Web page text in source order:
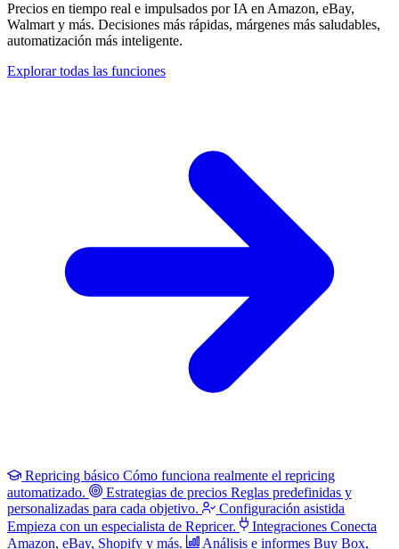
Precios en tiempo real e impulsados por IA en Amazon, eBay,
Walmart y más. Decisiones más rápidas, márgenes más saludables,
automatización más inteligente.
Explorar todas las funciones
Repricing básico Cómo funciona realmente el repricing
automatizado.
Estrategias de precios Reglas predefinidas y
personalizadas para cada objetivo.
Configuración asistida
Empieza con un especialista de Repricer.
Integraciones Conecta
Amazon, eBay, Shopify y más.
Análisis e informes Buy Box,